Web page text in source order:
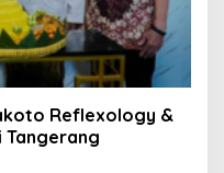
Reflexology &
Tangerang